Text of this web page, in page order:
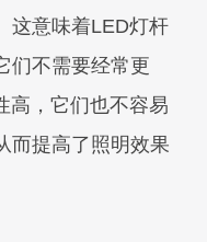
这意味着LED灯杆
们不需要经常更
高，它们也不容易
而提高了照明效果